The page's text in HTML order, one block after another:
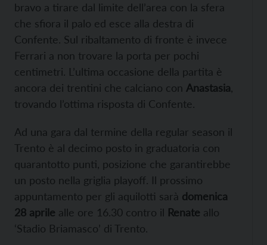
bravo a tirare dal limite dell’area con la sfera
che sfiora il palo ed esce alla destra di
Confente. Sul ribaltamento di fronte è invece
Ferrari a non trovare la porta per pochi
centimetri. L’ultima occasione della partita è
ancora dei trentini che calciano con Anastasia
trovando l’ottima risposta di Confente.
Ad una gara dal termine della regular season il
Trento è al decimo posto in graduatoria con
quarantotto punti, posizione che garantirebbe
un posto nella griglia playoff. Il prossimo
appuntamento per gli aquilotti sarà domenica
28 aprile alle ore 16.30 contro il Renate allo
‘Stadio Briamasco’ di Trento.